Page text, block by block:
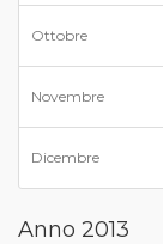
Ottobre
Novembre
Dicembre
Anno 2013